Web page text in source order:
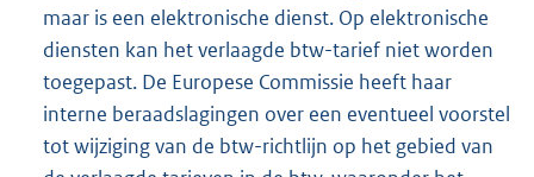
maar is een elektronische dienst. Op elektronische
diensten kan het verlaagde btw-tarief niet worden
toegepast. De Europese Commissie heeft haar
interne beraadslagingen over een eventueel voorstel
tot wijziging van de btw-richtlijn op het gebied van